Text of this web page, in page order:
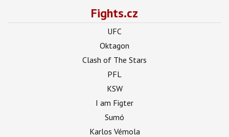
Fights.cz
UFC
Oktagon
Clash of The Stars
PFL
KSW
I am Figter
Sumó
Karlos Vémola